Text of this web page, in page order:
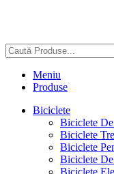
Meniu
Produse
Biciclete
Biciclete
Biciclete
Biciclete
Biciclete